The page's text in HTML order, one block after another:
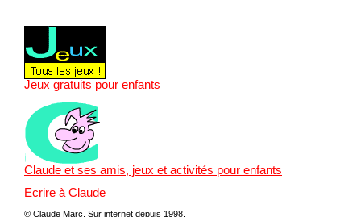
Jeux gratuits pour enfants
Claude et ses amis, jeux et activités pour enfants
Ecrire à Claude
© Claude Marc. Sur internet depuis 1998.